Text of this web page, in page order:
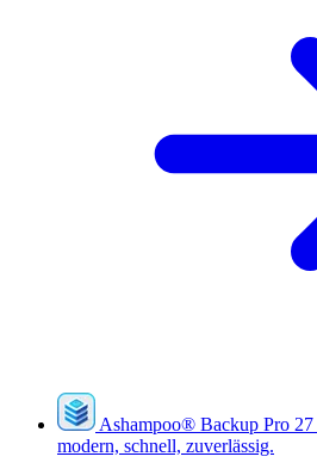
Ashampoo® Backup Pro 27
modern, schnell, zuverlässig.